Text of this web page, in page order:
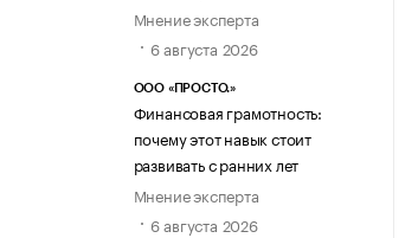
Мнение эксперта
6 августа 2026
ООО «ПРОСТО.»
Финансовая грамотность:
почему этот навык стоит
развивать с ранних лет
Мнение эксперта
6 августа 2026